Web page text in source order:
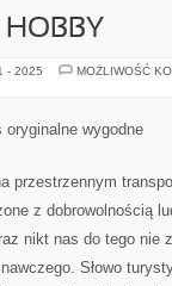
HOBBY
- 2025
MOŻLIWOŚĆ
wygodne
przestrzennym
z dobrowolnością
nikt nas do tego nie
Słowo